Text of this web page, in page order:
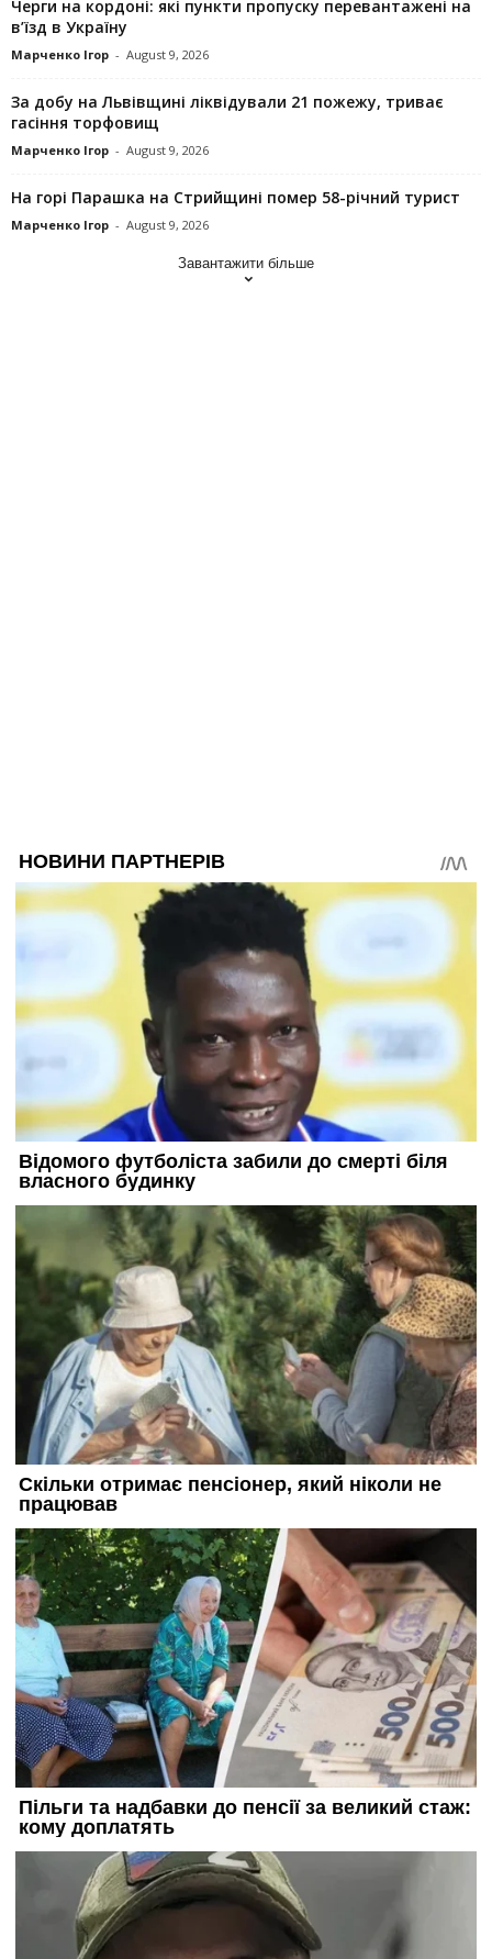
Черги на кордоні: які пункти пропуску перевантажені на
в’їзд в Україну
Марченко Ігор - August 9, 2026
За добу на Львівщині ліквідували 21 пожежу, триває
гасіння торфовищ
Марченко Ігор - August 9, 2026
На горі Парашка на Стрийщині помер 58-річний турист
Марченко Ігор - August 9, 2026
Завантажити більше